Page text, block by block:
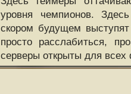
уровня чемпионов.
скором будущем
просто расслабиться,
серверы открыты для всех